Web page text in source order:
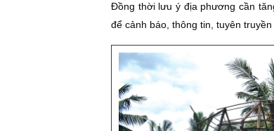
Đồng thời lưu ý địa phương cần
để cảnh báo, thông tin, tuyên